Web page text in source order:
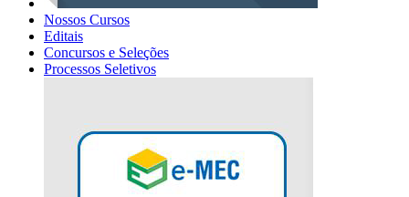
Nossos Cursos
Editais
Concursos e Seleções
Processos Seletivos